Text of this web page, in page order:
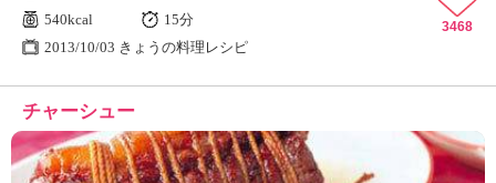
540kcal
15分
2013/10/03 きょうの料理レシピ
3468
チャーシュー